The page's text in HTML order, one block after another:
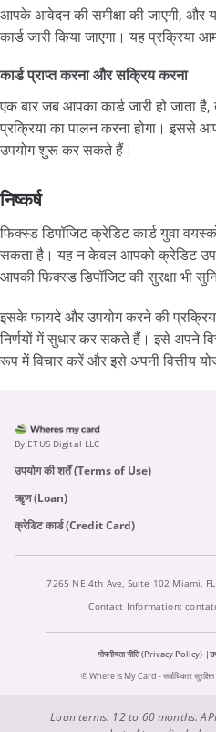
आपके आवेदन की समीक्षा की जाएगी, और
कार्ड जारी किया जाएगा। यह प्रक्रिया
कार्ड प्राप्त करना और सक्रिय करना
एक बार जब आपका कार्ड जारी हो जाता
प्रक्रिया का पालन करना होगा। इससे
उपयोग शुरू कर सकते हैं।
निष्कर्ष
फिक्स्ड डिपॉजिट क्रेडिट कार्ड युवा
सकता है। यह न केवल आपको क्रेडिट
आपकी फिक्स्ड डिपॉजिट की सुरक्षा भी
इसके फायदे और उपयोग करने की
निर्णयों में सुधार कर सकते हैं। इसे अपने
रूप में विचार करें और इसे अपनी वित्तीय
By ETUS Digital LLC
उपयोग की शर्तें (Terms of Use)
ऋृण (Loan)
क्रेडिट कार्ड (Credit Card)
7265 NE 4th Ave, Suite 102 Miami,
Contact Information:
गोपनीयता नीति (Privacy Policy)
© Where is My Card - सर्वाधिकार
Loan terms: 12 to 60 months.